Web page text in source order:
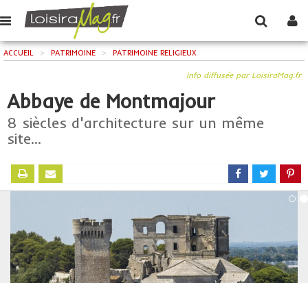
ACCUEIL > PATRIMOINE > PATRIMOINE RELIGIEUX
info diffusée par LoisiraMag.fr
Abbaye de Montmajour
8 siècles d'architecture sur un même
site...